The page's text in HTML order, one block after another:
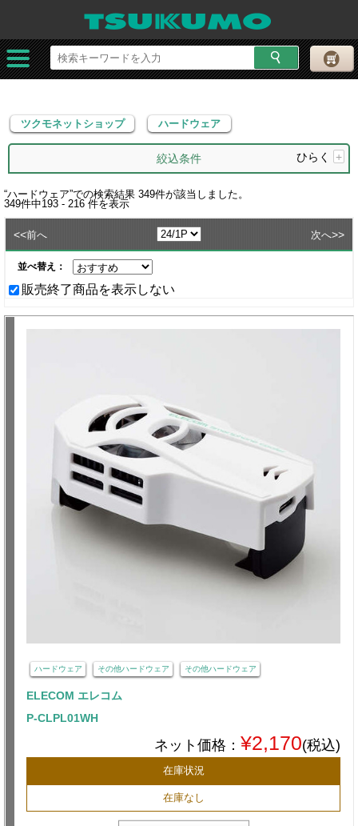
ツクモネットショップ ハードウェア
ツクモネットショップ ハードウェア
絞込条件 ひらく +
“ハードウェア”での検索結果 349件が該当しました。
349件中193 - 216 件を表示
<<前へ 次へ>>
並べ替え：
販売終了商品を表示しない
ハードウェア その他ハードウェア その他ハードウェア
ELECOM エレコム
P-CLPL01WH
ネット価格： ¥2,170(税込)
在庫状況
在庫なし